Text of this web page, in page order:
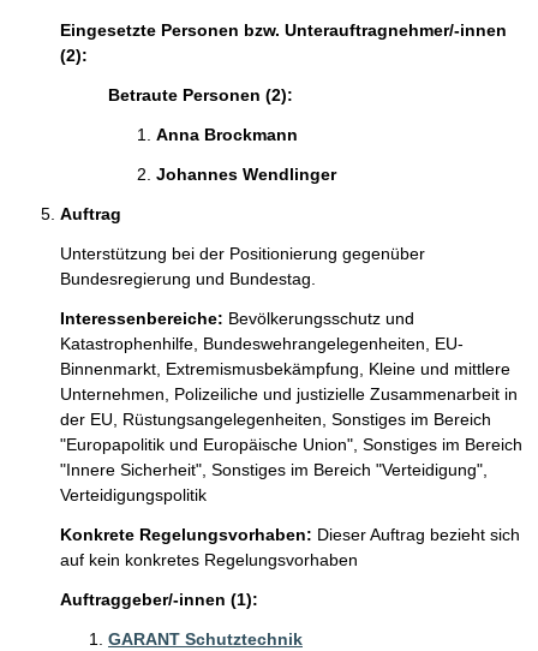
Eingesetzte Personen bzw. Unterauftragnehmer/-innen
(2):
Betraute Personen (2):
Anna Brockmann
Johannes Wendlinger
Auftrag
Unterstützung bei der Positionierung gegenüber
Bundesregierung und Bundestag.
Interessenbereiche: Bevölkerungsschutz und
Katastrophenhilfe, Bundeswehrangelegenheiten, EU-
Binnenmarkt, Extremismusbekämpfung, Kleine und mittlere
Unternehmen, Polizeiliche und justizielle Zusammenarbeit in
der EU, Rüstungsangelegenheiten, Sonstiges im Bereich
"Europapolitik und Europäische Union", Sonstiges im Bereich
"Innere Sicherheit", Sonstiges im Bereich "Verteidigung",
Verteidigungspolitik
Konkrete Regelungsvorhaben: Dieser Auftrag bezieht sich
auf kein konkretes Regelungsvorhaben
Auftraggeber/-innen (1):
GARANT Schutztechnik